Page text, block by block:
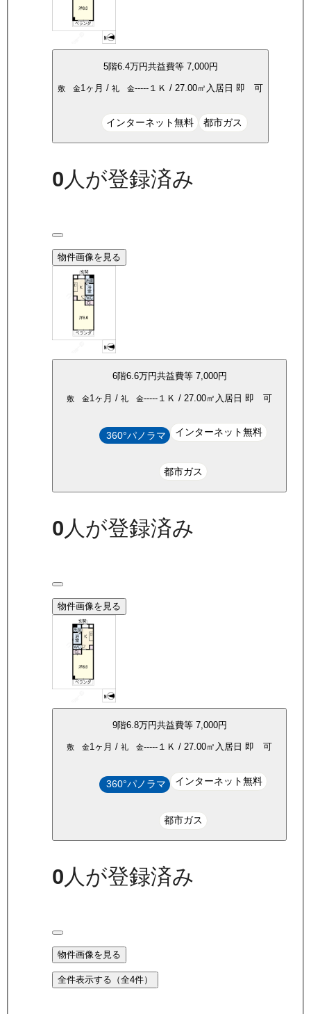
5階6.4万円共益費等 7,000円
敷 金1ヶ月 /礼 金----- １Ｋ /27.00㎡ 入居日 即 可
インターネット無料 都市ガス
0 人が登録済み
物件画像を見る
6階6.6万円共益費等 7,000円
敷 金1ヶ月 / 礼 金----- １Ｋ / 27.00㎡ 入居日 即 可
360°パノラマ インターネット無料
都市ガス
0 人が登録済み
物件画像を見る
9階6.8万円共益費等 7,000円
敷 金1ヶ月 / 礼 金----- １Ｋ / 27.00㎡ 入居日 即 可
360°パノラマ インターネット無料
都市ガス
0人が登録済み
物件画像を見る
全件表示する（全4件）